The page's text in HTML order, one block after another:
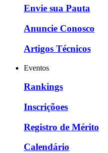
Envie sua Pauta
Anuncie Conosco
Artigos Técnicos
Eventos
Rankings
Inscriçõoes
Registro de Mérito
Calendário